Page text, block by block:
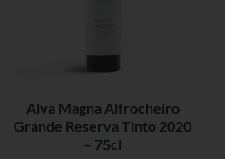
Alva Magna Alfrocheiro
Grande Reserva Tinto 2020
– 75cl